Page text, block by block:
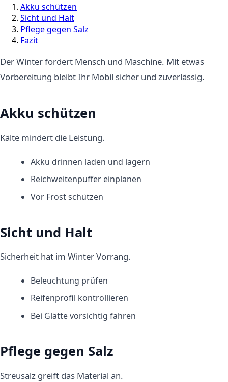
Akku schützen
Sicht und Halt
Pflege gegen Salz
Fazit
Der Winter fordert Mensch und Maschine. Mit etwas
Vorbereitung bleibt Ihr Mobil sicher und zuverlässig.
Akku schützen
Kälte mindert die Leistung.
Akku drinnen laden und lagern
Reichweitenpuffer einplanen
Vor Frost schützen
Sicht und Halt
Sicherheit hat im Winter Vorrang.
Beleuchtung prüfen
Reifenprofil kontrollieren
Bei Glätte vorsichtig fahren
Pflege gegen Salz
Streusalz greift das Material an.